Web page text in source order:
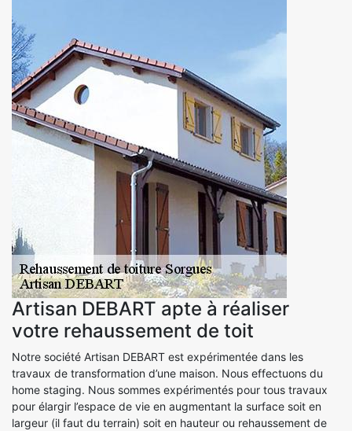
Artisan DEBART apte à réaliser
votre rehaussement de toit
Notre société Artisan DEBART est expérimentée dans les
travaux de transformation d’une maison. Nous effectuons du
home staging. Nous sommes expérimentés pour tous travaux
pour élargir l’espace de vie en augmentant la surface soit en
largeur (il faut du terrain) soit en hauteur ou rehaussement de